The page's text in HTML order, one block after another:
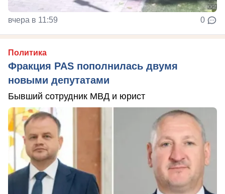
вчера в 11:59 0
Политика
Фракция PAS пополнилась двумя
новыми депутатами
Бывший сотрудник МВД и юрист